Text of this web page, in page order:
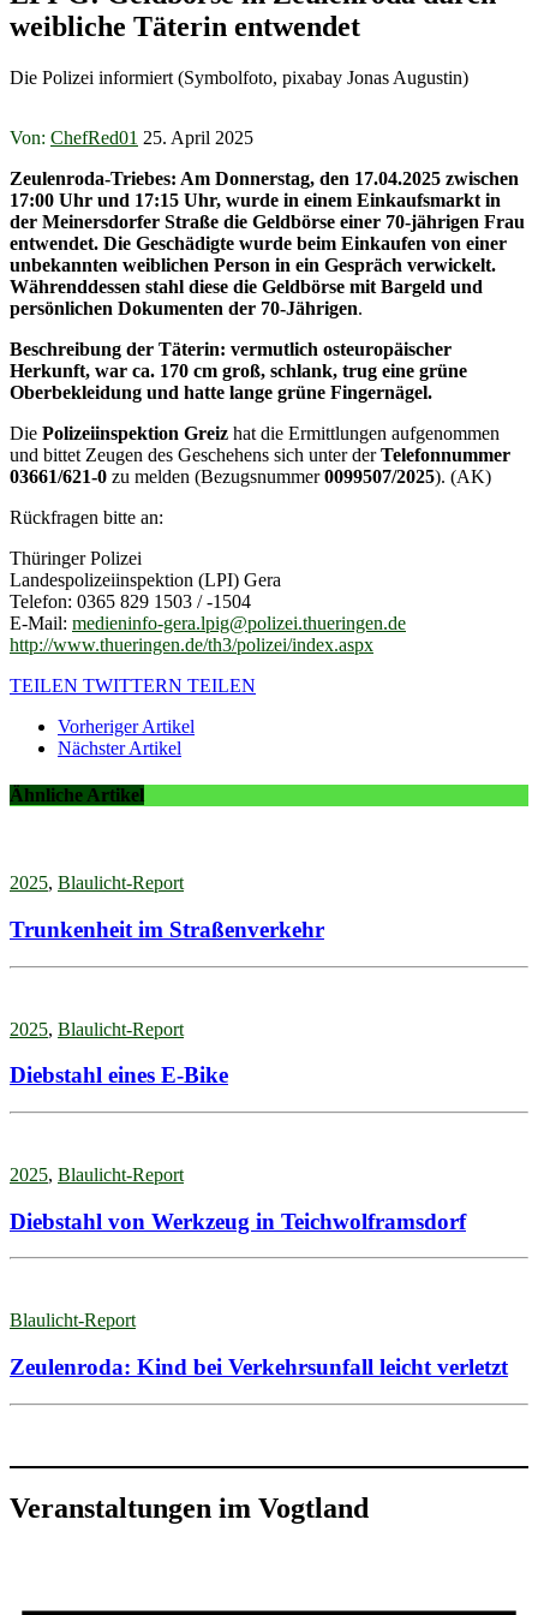
weibliche Täterin entwendet
Die Polizei informiert (Symbolfoto, pixabay Jonas Augustin)
Von: ChefRed01 25. April 2025
Zeulenroda-Triebes: Am Donnerstag, den 17.04.2025 zwischen
17:00 Uhr und 17:15 Uhr, wurde in einem Einkaufsmarkt in
der Meinersdorfer Straße die Geldbörse einer 70-jährigen Frau
entwendet. Die Geschädigte wurde beim Einkaufen von einer
unbekannten weiblichen Person in ein Gespräch verwickelt.
Währenddessen stahl diese die Geldbörse mit Bargeld und
persönlichen Dokumenten der 70-Jährigen.
Beschreibung der Täterin: vermutlich osteuropäischer
Herkunft, war ca. 170 cm groß, schlank, trug eine grüne
Oberbekleidung und hatte lange grüne Fingernägel.
Die Polizeiinspektion Greiz hat die Ermittlungen aufgenommen
und bittet Zeugen des Geschehens sich unter derTelefonnummer
03661/621-0 zu melden (Bezugsnummer0099507/2025). (AK)
Rückfragen bitte an:
Thüringer Polizei
Landespolizeiinspektion (LPI) Gera
Telefon: 0365 829 1503 / -1504
E-Mail: medieninfo-gera.lpig@polizei.thueringen.de
http://www.thueringen.de/th3/polizei/index.aspx
TEILEN TWITTERN TEILEN
Vorheriger Artikel
Nächster Artikel
Ähnliche Artikel
2025, Blaulicht-Report
Trunkenheit im Straßenverkehr
2025, Blaulicht-Report
Diebstahl eines E-Bike
2025, Blaulicht-Report
Diebstahl von Werkzeug in Teichwolframsdorf
Blaulicht-Report
Zeulenroda: Kind bei Verkehrsunfall leicht verletzt
Veranstaltungen im Vogtland